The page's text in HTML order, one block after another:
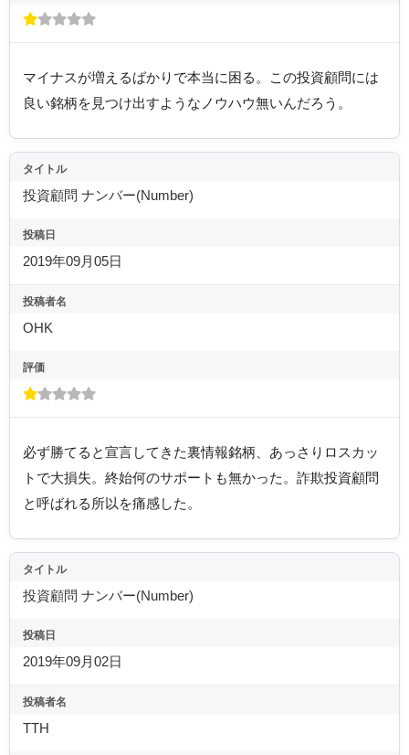
マイナスが増えるばかりで本当に困る。この投資顧問には
良い銘柄を見つけ出すようなノウハウ無いんだろう。
タイトル
投資顧問 ナンバー(Number)
投稿日
2019年09月05日
投稿者名
OHK
評価
必ず勝てると宣言してきた裏情報銘柄、あっさりロスカッ
トで大損失。終始何のサポートも無かった。詐欺投資顧問
と呼ばれる所以を痛感した。
タイトル
投資顧問 ナンバー(Number)
投稿日
2019年09月02日
投稿者名
TTH